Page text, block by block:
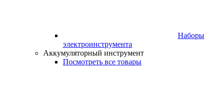
Наборы
электроинструмента
Аккумуляторный инструмент
Посмотреть все товары